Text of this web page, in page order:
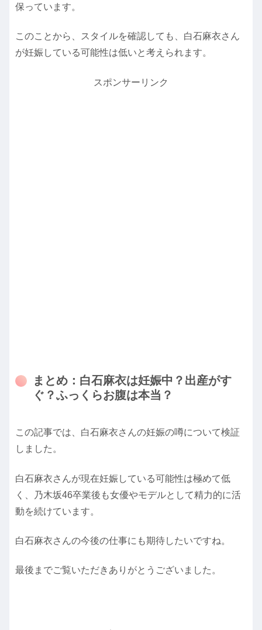
保っています。
このことから、スタイルを確認しても、白石麻衣さん
が妊娠している可能性は低いと考えられます。
スポンサーリンク
まとめ：白石麻衣は妊娠中？出産がす
ぐ？ふっくらお腹は本当？
この記事では、白石麻衣さんの妊娠の噂について検証
しました。
白石麻衣さんが現在妊娠している可能性は極めて低
く、乃木坂46卒業後も女優やモデルとして精力的に活
動を続けています。
白石麻衣さんの今後の仕事にも期待したいですね。
最後までご覧いただきありがとうございました。